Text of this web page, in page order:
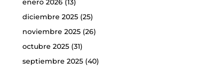
enero 2026(13)
diciembre 2025(25)
noviembre 2025(26)
octubre 2025(31)
septiembre 2025(40)